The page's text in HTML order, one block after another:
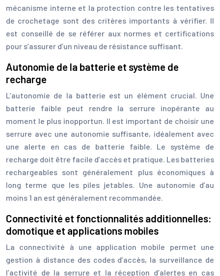
mécanisme interne et la protection contre les tentatives
de crochetage sont des critères importants à vérifier. Il
est conseillé de se référer aux normes et certifications
pour s’assurer d’un niveau de résistance suffisant.
Autonomie de la batterie et système de
recharge
L’autonomie de la batterie est un élément crucial. Une
batterie faible peut rendre la serrure inopérante au
moment le plus inopportun. Il est important de choisir une
serrure avec une autonomie suffisante, idéalement avec
une alerte en cas de batterie faible. Le système de
recharge doit être facile d’accès et pratique. Les batteries
rechargeables sont généralement plus économiques à
long terme que les piles jetables. Une autonomie d’au
moins 1 an est généralement recommandée.
Connectivité et fonctionnalités additionnelles:
domotique et applications mobiles
La connectivité à une application mobile permet une
gestion à distance des codes d’accès, la surveillance de
l’activité de la serrure et la réception d’alertes en cas